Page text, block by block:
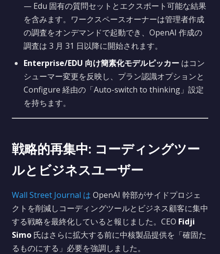
— Edu 固有の質問セットとエクスポート可能な結果
を含みます。ワークスペースオーナーは管理者作成
の調査をオンデマンドで起動でき、OpenAI 作成の
調査は 3 月 31 日以降に開始されます。
Enterprise/EDU 向け簡素化モデルピッカー はコン
シューマー変更を反映し、プラン認識オプションと
Configure 経由の「Auto-switch to thinking」設定
を持ちます。
戦略的再集中: コーディングツー
ルとビジネスユーザー
Wall Street Journal は OpenAI 幹部がサイドプロジェ
クトを削減しコーディングツールとビジネス顧客に集中
する戦略を最終化していると報じました。CEO Fidji
Simo 氏はさらに拡大する前に中核製品提供を「確固た
るものにする」必要を強調しました。